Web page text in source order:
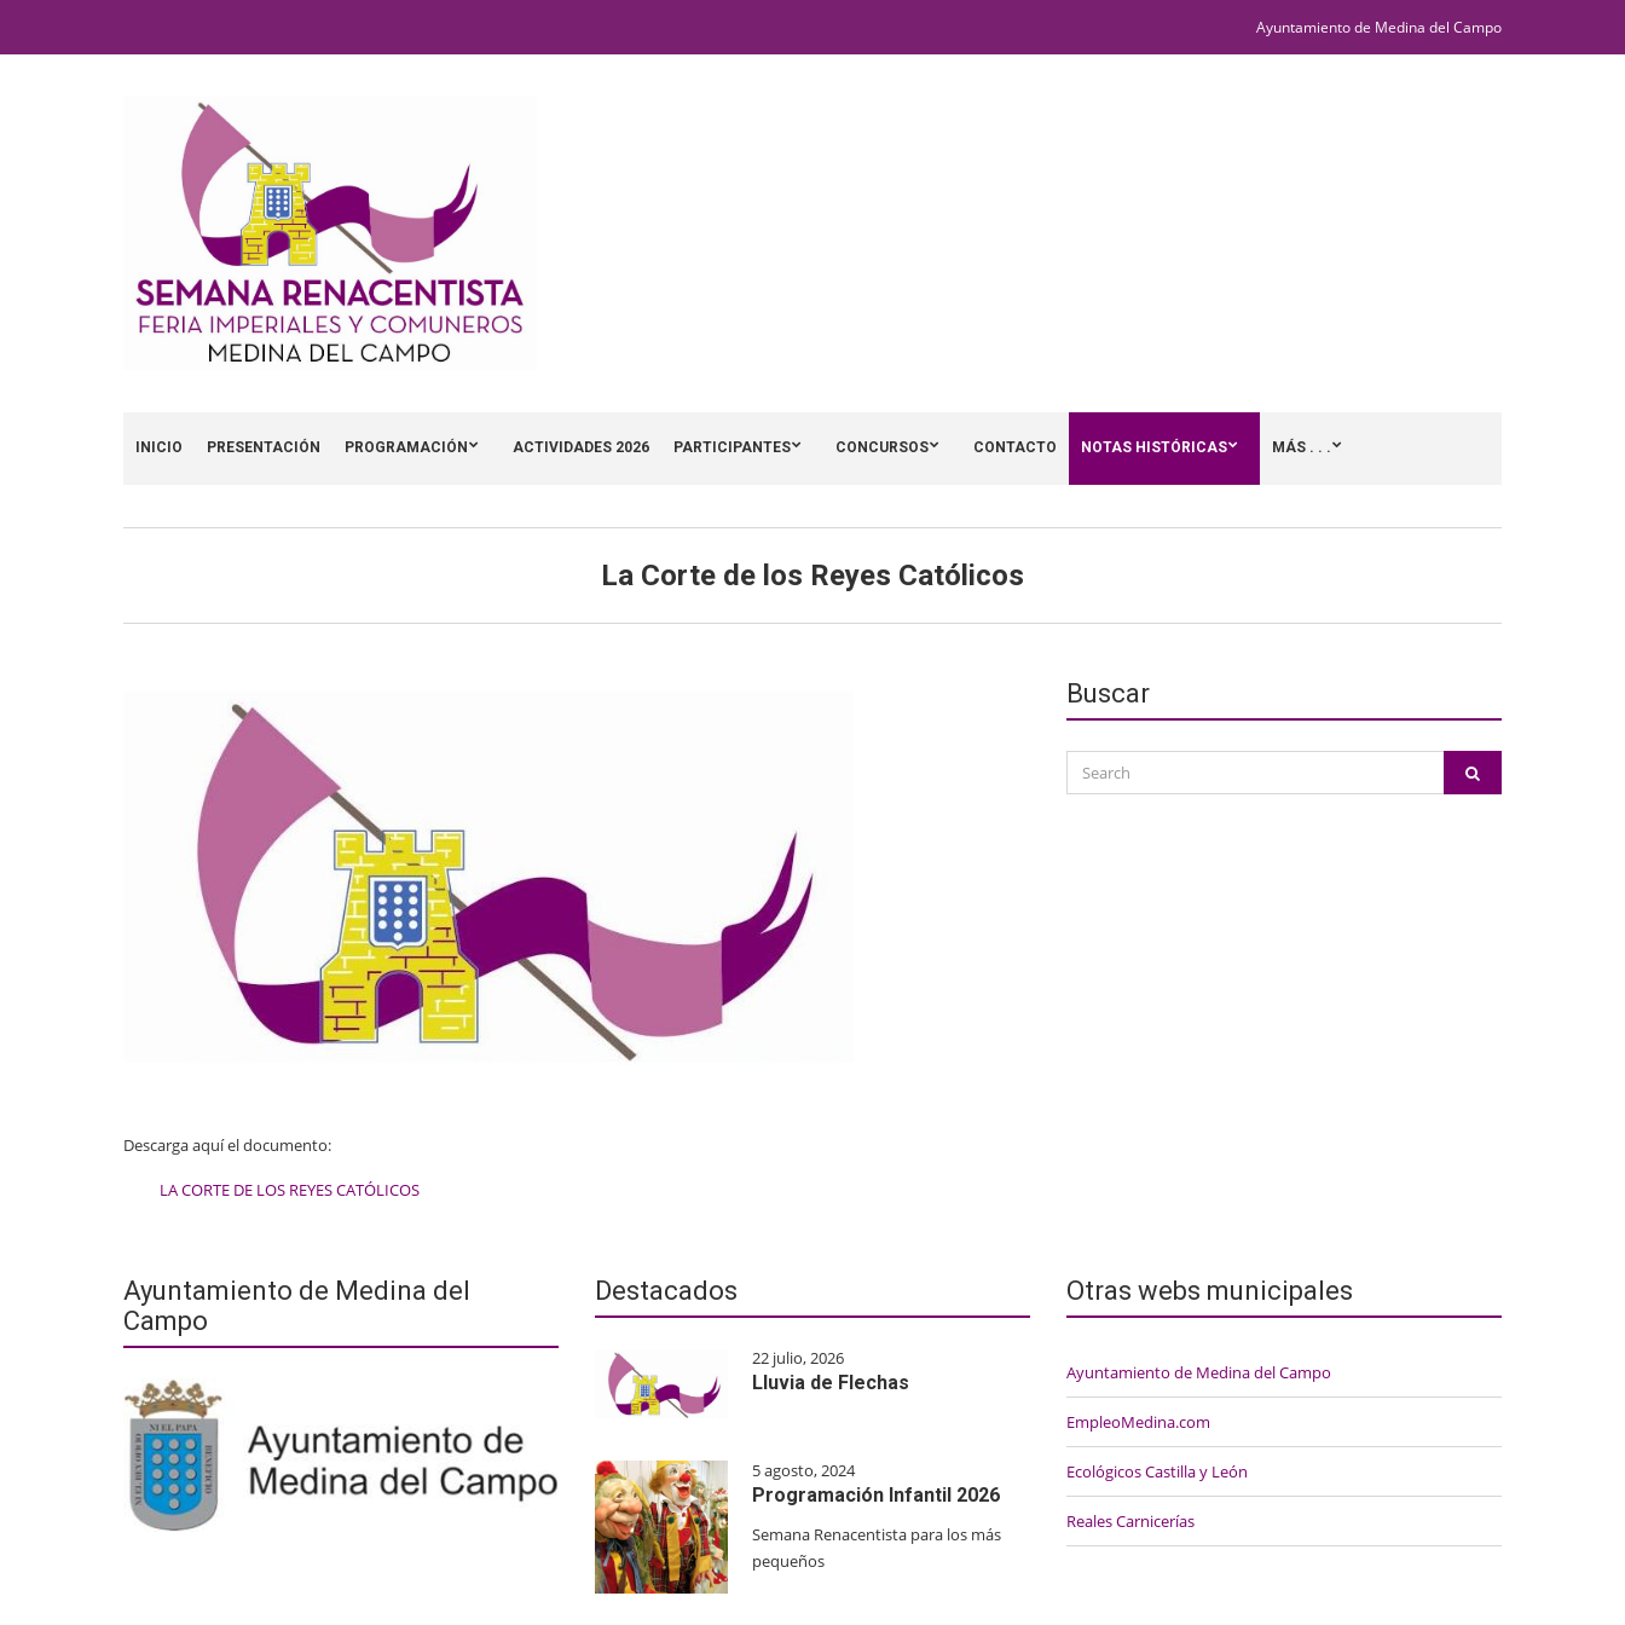
Ayuntamiento de Medina del Campo
INICIO PRESENTACIÓN PROGRAMACIÓN ACTIVIDADES 2026 PARTICIPANTES CONCURSOS CONTACTO NOTAS HISTÓRICAS MÁS . . .
La Corte de los Reyes Católicos
Descarga aquí el documento:
LA CORTE DE LOS REYES CATÓLICOS
Buscar
Search
for:
Ayuntamiento de Medina del
Campo
Destacados
22 julio, 2026
Lluvia de Flechas
5 agosto, 2024
Programación Infantil 2026
Semana Renacentista para los más
pequeños
Otras webs municipales
Ayuntamiento de Medina del Campo
EmpleoMedina.com
Ecológicos Castilla y León
Reales Carnicerías